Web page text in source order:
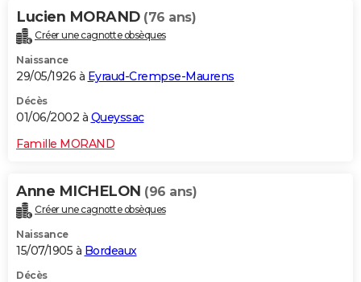
Lucien MORAND (76 ans)
Créer une cagnotte obsèques
Naissance
29/05/1926 à Eyraud-Crempse-Maurens
Décès
01/06/2002 à Queyssac
Famille MORAND
Anne MICHELON (96 ans)
Créer une cagnotte obsèques
Naissance
15/07/1905 à Bordeaux
Décès